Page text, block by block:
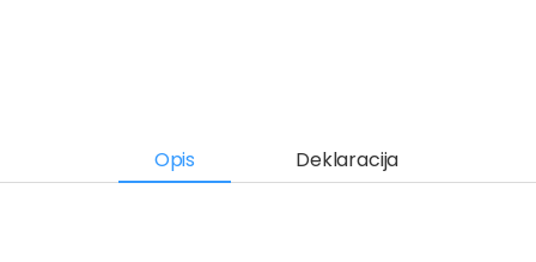
Opis Deklaracija